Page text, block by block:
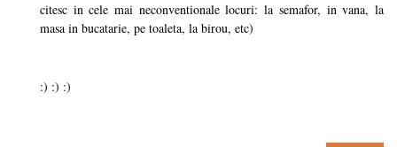
citesc in cele mai neconventionale locuri: la semafor, in vana, la
masa in bucatarie, pe toaleta, la birou, etc)
:) :) :)